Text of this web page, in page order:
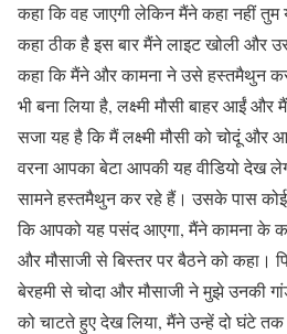
कहा कि वह जाएगी लेकिन मैंने कहा नहीं तुम
कहा ठीक है इस बार मैंने लाइट खोली और
कहा कि मैंने और कामना ने उसे हस्तमैथुन
भी बना लिया है, लक्ष्मी मौसी बाहर आईं
सजा यह है कि मैं लक्ष्मी मौसी को चोदूं
वरना आपका बेटा आपकी यह वीडियो देख
सामने हस्तमैथुन कर रहे हैं। उसके पास
कि आपको यह पसंद आएगा, मैंने कामना के
और मौसाजी से बिस्तर पर बैठने को कहा।
बेरहमी से चोदा और मौसाजी ने मुझे उनकी
को चाटते हुए देख लिया, मैंने उन्हें दो घंटे तक